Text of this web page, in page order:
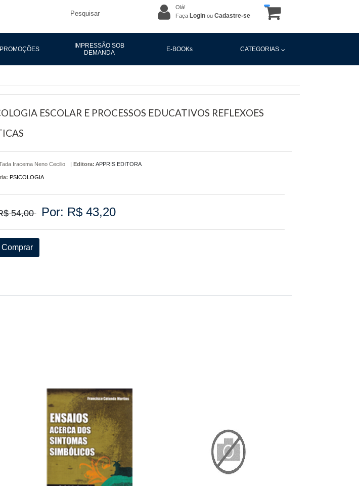
Pesquisar
Olá!
Faça Login ou Cadastre-se
PROMOÇÕES
IMPRESSÃO SOB
DEMANDA
E-BOOKs CATEGORIAS
ESCOLAR E PROCESSOS EDUCATIVOS REFLEXOES
Iracema Neno Cecilio | Editora: APPRIS EDITORA
PSICOLOGIA
54,00 Por: R$ 43,20